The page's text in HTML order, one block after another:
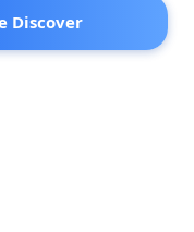
Discover